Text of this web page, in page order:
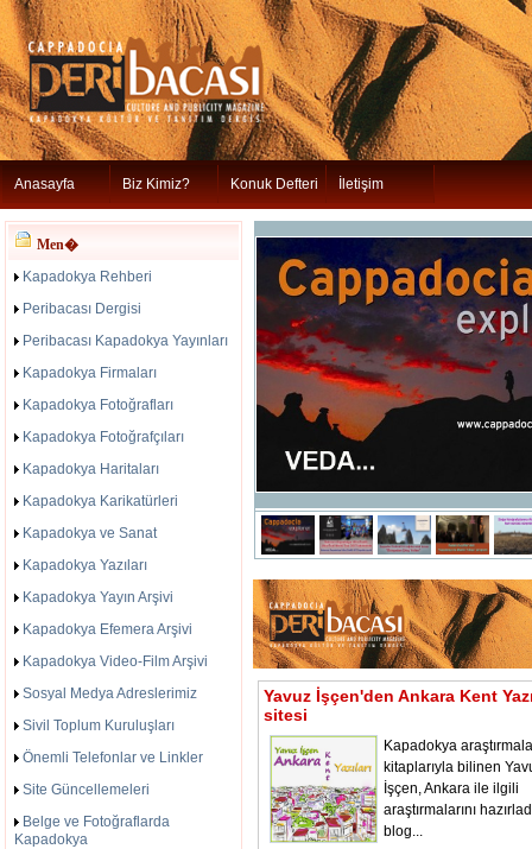
Anasayfa Biz Kimiz? Konuk Defteri İletişim
Men�
Kapadokya Rehberi
Peribacası Dergisi
Peribacası Kapadokya Yayınları
Kapadokya Firmaları
Kapadokya Fotoğrafları
Kapadokya Fotoğrafçıları
Kapadokya Haritaları
Kapadokya Karikatürleri
Kapadokya ve Sanat
Kapadokya Yazıları
Kapadokya Yayın Arşivi
Kapadokya Efemera Arşivi
Kapadokya Video-Film Arşivi
Sosyal Medya Adreslerimiz
Sivil Toplum Kuruluşları
Önemli Telefonlar ve Linkler
Site Güncellemeleri
Belge ve Fotoğraflarda
Kapadokya
Yavuz İşçen'den Ankara Kent
sitesi
Kapadokya
kitaplarıyla bilinen
İşçen, Ankara ile ilgili
araştırmalarını
blog...